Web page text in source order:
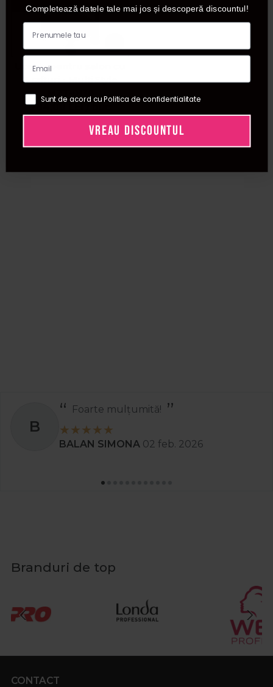
Ucenic pentru salon cu
3 rafturi - Multi Style
284,00
B
Foarte mulțumită!
BALAN SIMONA 02 feb. 2026
Branduri de top
CONTACT
Completează datele tale mai jos și descoperă discountul!
Sunt de acord cu Politica de confidentialitate
VREAU DISCOUNTUL